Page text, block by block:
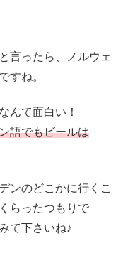
言ったら、ノルウェ
すね。
んて面白い！
語でもビールは
ンのどこかに行くこ
らったつもりで
て下さいね♪